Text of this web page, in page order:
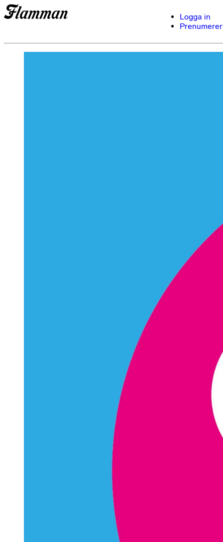
Logga in